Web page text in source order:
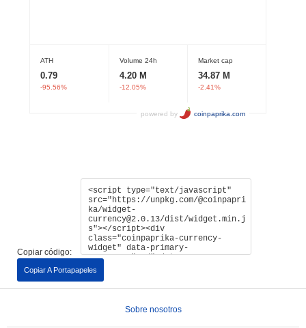
Copiar código:
Copiar A Portapapeles
Sobre nosotros